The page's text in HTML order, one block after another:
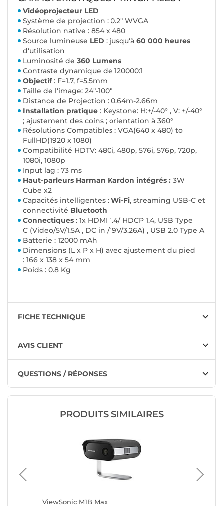
Vidéoprojecteur LED
Système de projection : 0.2" WVGA
Résolution native : 854 x 480
Source lumineuse LED : jusqu'à 60 000 heures
d'utilisation
Luminosité de 360 Lumens
Contraste dynamique de 120000:1
Objectif: F=1.7, f=5.5mm
Taille de l'image: 24"-100"
Distance de Projection : 0.64m-2.66m
Installation pratique : Keystone: H:+/-40° , V: +/-40°
; ajustement des coins ; orientation à 360°
Résolutions Compatibles : VGA(640 x 480) to
FullHD(1920 x 1080)
Compatibilité HDTV: 480i, 480p, 576i, 576p, 720p,
1080i, 1080p
Input lag : 73 ms
Haut-parleurs Harman Kardon intégrés : 3W
Cube x2
Capacités intelligentes : Wi-Fi, streaming USB-C et
connectivité Bluetooth
Connectiques : 1x HDMI 1.4/ HDCP 1.4, USB Type
C (Video/5V/1.5A , DC in /19V/3.26A) , USB 2.0 Type A
Batterie : 12000 mAh
Dimensions (L x P x H) avec ajustement du pied
: 166 x 138 x 54 mm
Poids : 0.8 Kg
FICHE TECHNIQUE
AVIS CLIENT
QUESTIONS / RÉPONSES
PRODUITS SIMILAIRES
ViewSonic M1B Max